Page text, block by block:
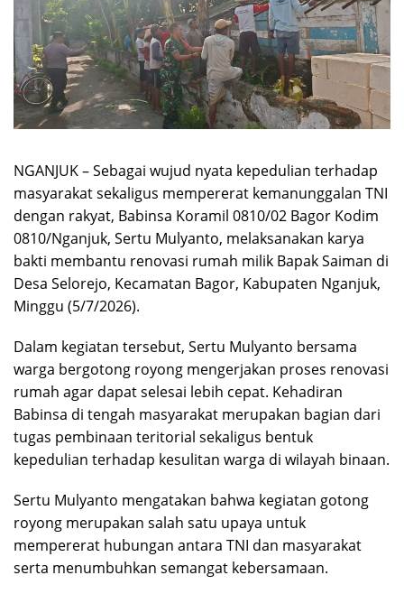
NGANJUK – Sebagai wujud nyata kepedulian terhadap
masyarakat sekaligus mempererat kemanunggalan TNI
dengan rakyat, Babinsa Koramil 0810/02 Bagor Kodim
0810/Nganjuk, Sertu Mulyanto, melaksanakan karya
bakti membantu renovasi rumah milik Bapak Saiman di
Desa Selorejo, Kecamatan Bagor, Kabupaten Nganjuk,
Minggu (5/7/2026).
Dalam kegiatan tersebut, Sertu Mulyanto bersama
warga bergotong royong mengerjakan proses renovasi
rumah agar dapat selesai lebih cepat. Kehadiran
Babinsa di tengah masyarakat merupakan bagian dari
tugas pembinaan teritorial sekaligus bentuk
kepedulian terhadap kesulitan warga di wilayah binaan.
Sertu Mulyanto mengatakan bahwa kegiatan gotong
royong merupakan salah satu upaya untuk
mempererat hubungan antara TNI dan masyarakat
serta menumbuhkan semangat kebersamaan.